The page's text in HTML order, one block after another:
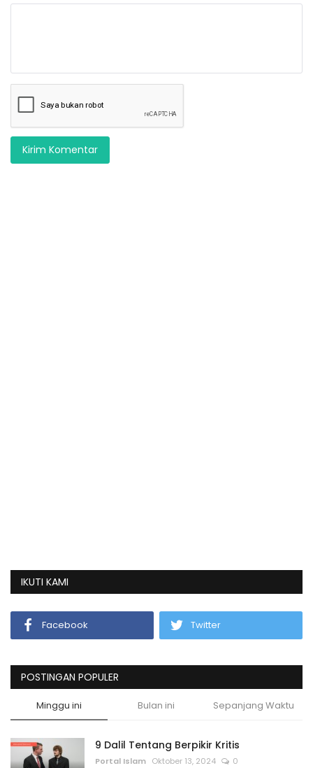
Kirim Komentar
IKUTI KAMI
Facebook Twitter
POSTINGAN POPULER
Minggu ini Bulan ini Sepanjang Waktu
9 Dalil Tentang Berpikir Kritis
Portal Islam Oktober 13, 2024 0